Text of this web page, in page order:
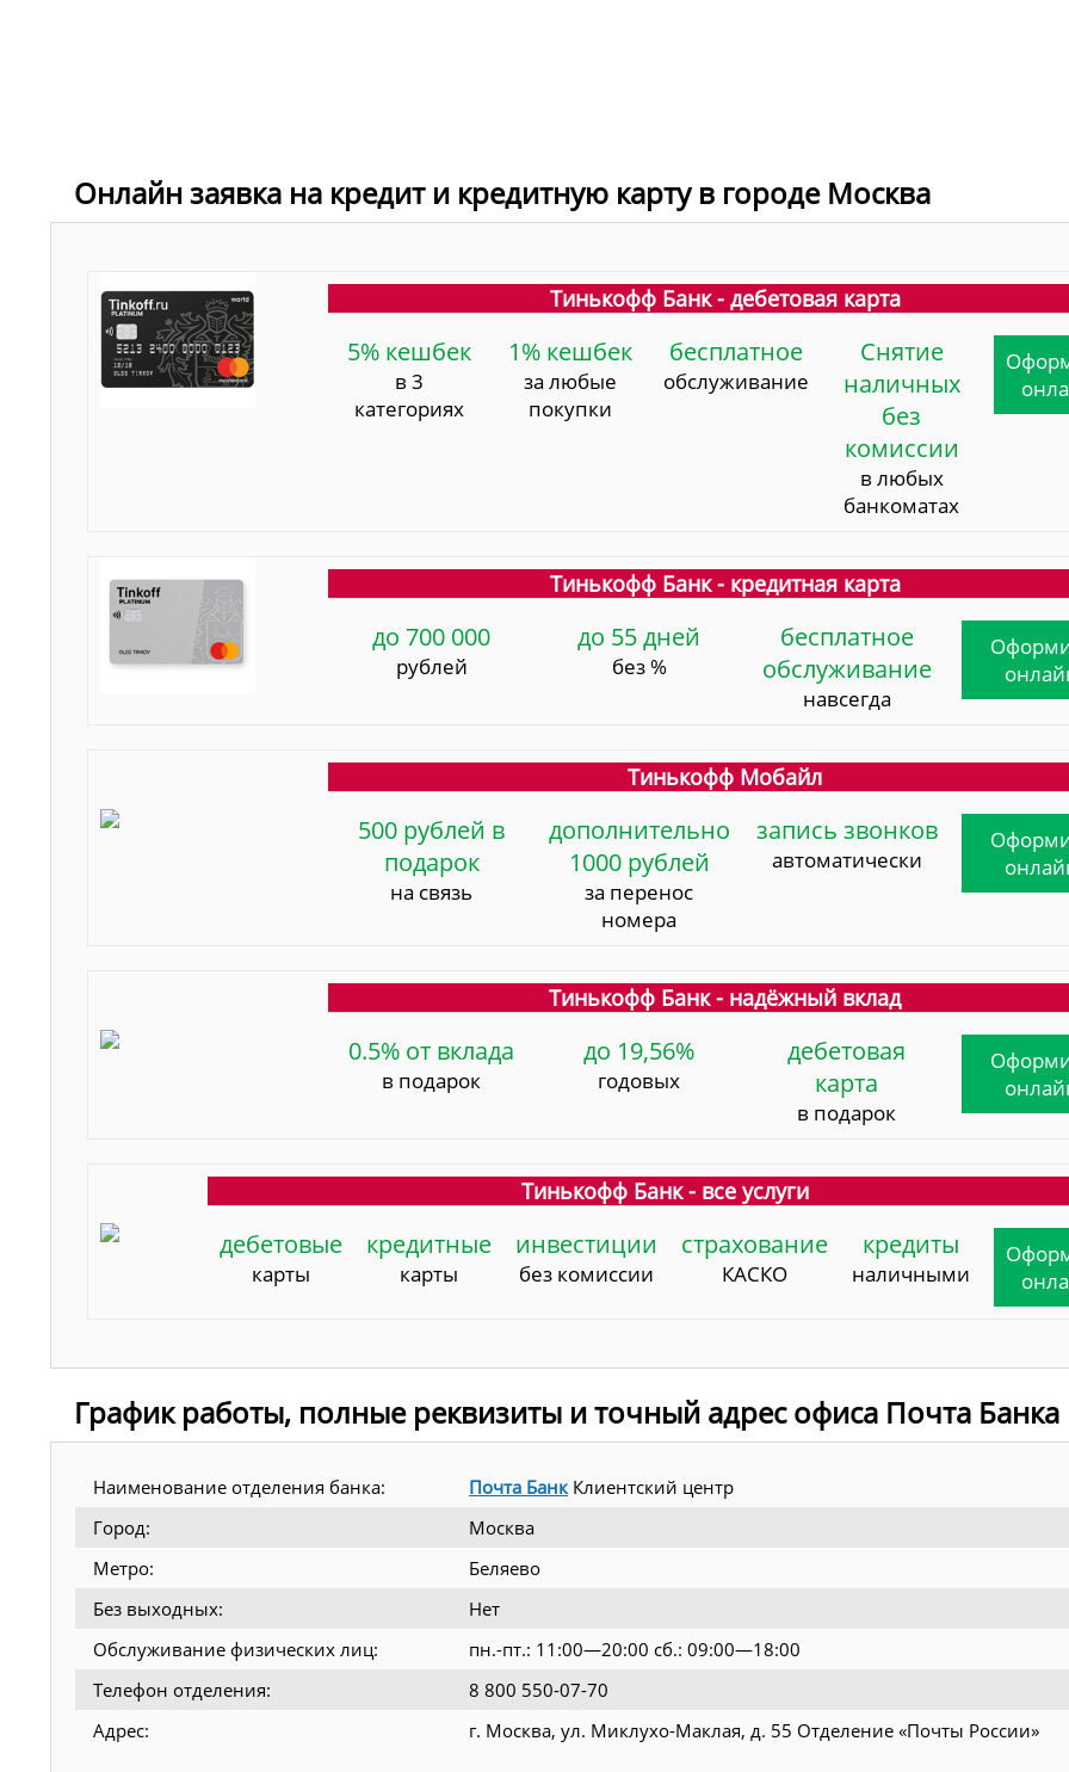
Онлайн заявка на кредит и кредитную карту в городе Москва
Тинькофф Банк - дебетовая карта
5% кешбек
в 3
категориях
1% кешбек
за любые
покупки
бесплатное
обслуживание
Снятие
наличных
без
комиссии
в любых
банкоматах
Тинькофф Банк - кредитная карта
до 700 000
рублей
до 55 дней
без %
бесплатное
обслуживание
навсегда
Тинькофф Мобайл
500 рублей в
подарок
на связь
дополнительно
1000 рублей
за перенос
номера
запись звонков
автоматически
Тинькофф Банк - надёжный вклад
0.5% от вклада
в подарок
до 19,56%
годовых
дебетовая
карта
в подарок
Тинькофф Банк - все услуги
дебетовые
карты
кредитные
карты
инвестиции
без комиссии
страхование
КАСКО
кредиты
наличными
График работы, полные реквизиты и точный адрес офиса Почта Банка
Наименование отделения банка: Почта Банк Клиентский центр
Город:
Москва
Метро:
Беляево
Без выходных:
Нет
Обслуживание физических лиц:
пн.-пт.: 11:00—20:00 сб.: 09:00—18:00
Телефон отделения:
8 800 550-07-70
Адрес:
г. Москва, ул. Миклухо-Маклая, д. 55 Отделение «Почты России»